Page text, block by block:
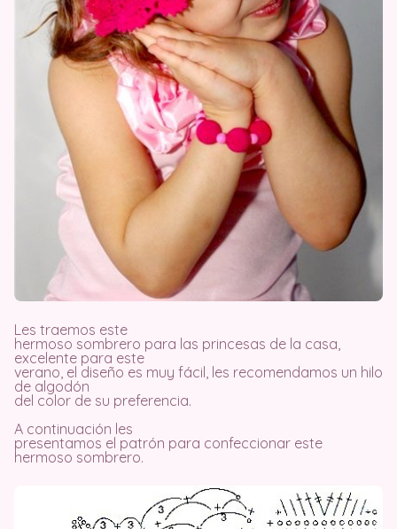
Les traemos este
hermoso sombrero para las princesas de la casa,
excelente para este
verano, el diseño es muy fácil, les recomendamos un hilo
de algodón
del color de su preferencia.
A continuación les
presentamos el patrón para confeccionar este
hermoso sombrero.